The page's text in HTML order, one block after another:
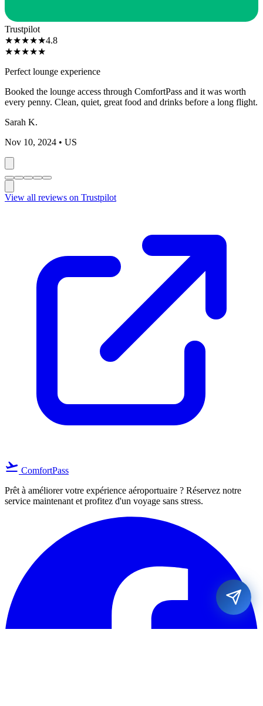
Trustpilot
★★★★★4.8
★★★★★
Perfect lounge experience
Booked the lounge access through ComfortPass and it was worth
every penny. Clean, quiet, great food and drinks before a long flight.
Sarah K.
Nov 10, 2024 • US
View all reviews on Trustpilot
flight_takeoff ComfortPass
Prêt à améliorer votre expérience aéroportuaire ? Réservez notre
service maintenant et profitez d'un voyage sans stress.